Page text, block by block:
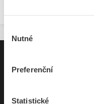
souhlasu
Nutné
Preferenční
Statistické
O nás